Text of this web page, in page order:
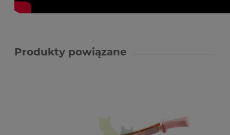
Produkty powiązane